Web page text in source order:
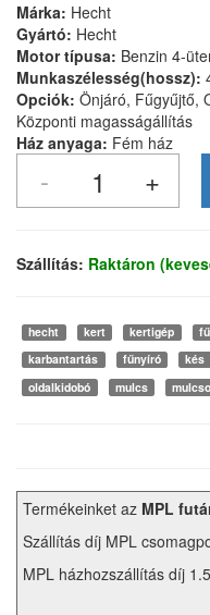
Márka: Hecht
Gyártó: Hecht
Motor típusa: Benzin 4-
Munkaszélesség(hossz):
Opciók: Önjáró, Fűgyűjtő,
Központi magasságállítás
Ház anyaga: Fém ház
Szállítás: Raktáron
hecht kert kertigép fű
karbantartás
fűnyíró kés
oldalkidobó
mulcs
Termékeinket az MPL
Szállítás díj MPL
MPL házhozszállítás díj